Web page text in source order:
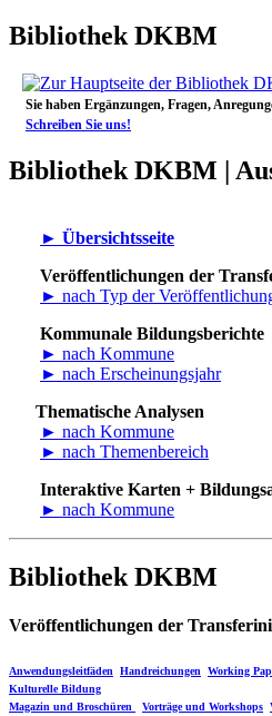
Bibliothek DKBM
Sie haben Ergänzungen, Fragen,
Schreiben Sie uns!
Bibliothek DKBM |
► Übersichtsseite
Veröffentlichungen der
► nach Typ der
Kommunale Bildungsberichte
► nach Kommune
► nach Erscheinungsjahr
Thematische Analysen
► nach Kommune
► nach Themenbereich
Interaktive Karten +
► nach Kommune
Bibliothek DKBM
Veröffentlichungen der
Anwendungsleitfäden Handreichungen Working
Kulturelle Bildung
Magazin und Broschüren
Vorträge und Workshops